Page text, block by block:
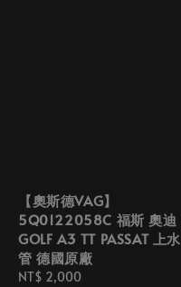
【奧斯德VAG】
5Q0122058C 福斯 奧迪
GOLF A3 TT PASSAT 上水
管 德國原廠
Regular
NT$ 2,000